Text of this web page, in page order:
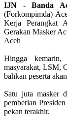
IJN - Banda
(Forkompimda)
Kerja Perangkat
Gerakan Masker
Aceh
Hingga
masyarakat, LSM,
bahkan peserta
Satu juta masker
pemberian
pekan terakhir.